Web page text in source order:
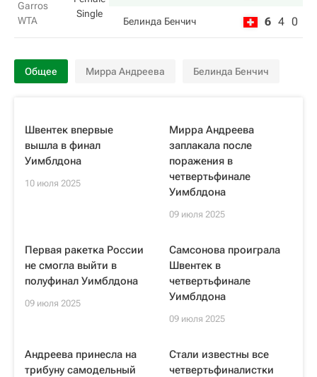
Garros
WTA
Single
Белинда Бенчич 6 4 0
Общее Мирра Андреева Белинда Бенчич
Швентек впервые
вышла в финал
Уимблдона
10 июля 2025
Мирра Андреева
заплакала после
поражения в
четвертьфинале
Уимблдона
09 июля 2025
Первая ракетка России
не смогла выйти в
полуфинал Уимблдона
09 июля 2025
Самсонова проиграла
Швентек в
четвертьфинале
Уимблдона
09 июля 2025
Андреева принесла на
трибуну самодельный
Стали известны все
четвертьфиналистки